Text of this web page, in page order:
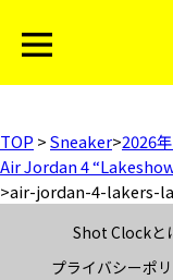
TOP >Sneaker>2026
Air Jordan 4
>air-jordan-4-lakers-
Shot Clockと
プライバシーポ